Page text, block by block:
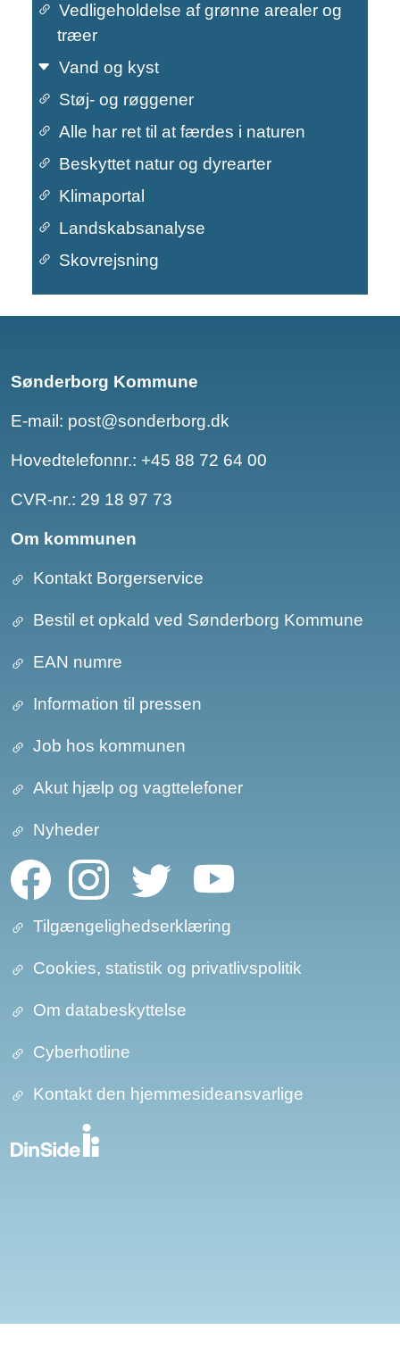
Primær navigation
Vedligeholdelse af grønne arealer og
træer
Vand og kyst
Støj- og røggener
Alle har ret til at færdes i naturen
Beskyttet natur og dyrearter
Klimaportal
Landskabsanalyse
Skovrejsning
Sønderborg Kommune
E-mail: post@sonderborg.dk
Hovedtelefonnr.: +45 88 72 64 00
CVR-nr.: 29 18 97 73
Om kommunen
Kontakt Borgerservice
Bestil et opkald ved Sønderborg Kommune
EAN numre
Information til pressen
Job hos kommunen
Akut hjælp og vagttelefoner
Nyheder
Tilgængelighedserklæring
Cookies, statistik og privatlivspolitik
Om databeskyttelse​​
Cyberhotline
Kontakt den hjemmesideansvarlige